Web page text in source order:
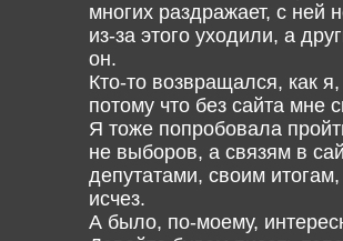
многих раздражает, с ней
из-за этого уходили, а
он.
Кто-то возвращался, как
потому что без сайта мне
Я тоже попробовала
не выборов, а связям в
депутатами, своим итогам,
исчез.
А было, по-моему,